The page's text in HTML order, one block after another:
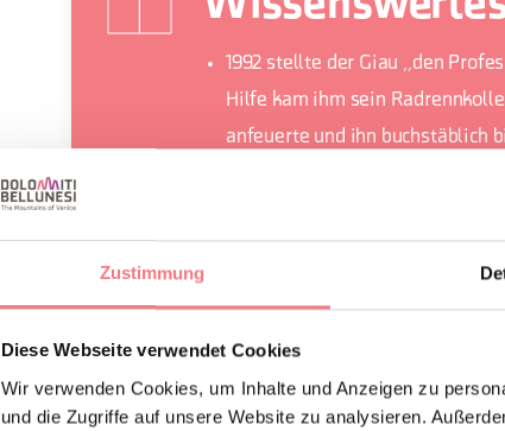
Zustimmung
Diese Webseite verwendet Cookies
Wir verwenden Cookies, um Inhalte und Anzeigen zu
und die Zugriffe auf unsere Website zu analysieren.
1992 stellte der Giau „den
Hilfe kam ihm sein
anfeuerte und ihn buchstäblich
durchschnittlichen Steigung von
INFORMATIONEN ANFORDERN